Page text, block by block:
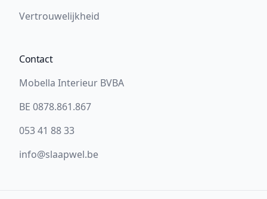
Vertrouwelijkheid
Contact
Mobella Interieur BVBA
BE 0878.861.867
053 41 88 33
info@slaapwel.be